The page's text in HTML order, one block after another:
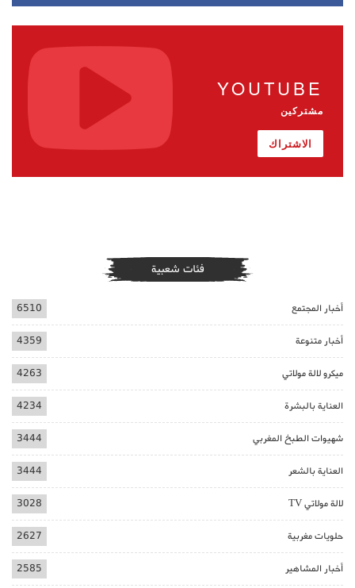
YOUTUBE
مشتركين
الاشتراك
فئات شعبية
أخبار المجتمع 6510
أخبار متنوعة 4359
ميكرو لالة مولاتي 4263
العناية بالبشرة 4234
شهيوات الطبخ المغربي 3444
العناية بالشعر 3444
لالة مولاتي TV 3028
حلويات مغربية 2627
أخبار المشاهير 2585